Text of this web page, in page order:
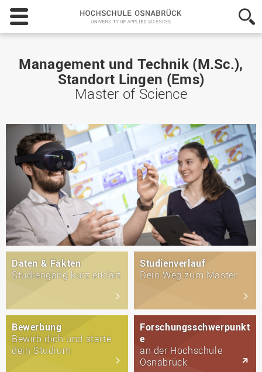
Hochschule
Osnabrück
-
of
Applied
Management und Technik (M.Sc.),
Standort Lingen (Ems)
Master of Science
Daten & Fakten
Studiengang kurz erklärt
Studienverlauf
Dein Weg zum Master
Bewerbung
Bewirb dich und starte
dein Studium
Forschungsschwerpunkt
e
an der Hochschule
Osnabrück